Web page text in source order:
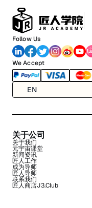
Follow Us
We Accept
EN
关于公司
关于我们
元宇宙课堂
新闻资讯
匠人工作
成为导师
匠人导师
联系我们
匠人商店J3.Club